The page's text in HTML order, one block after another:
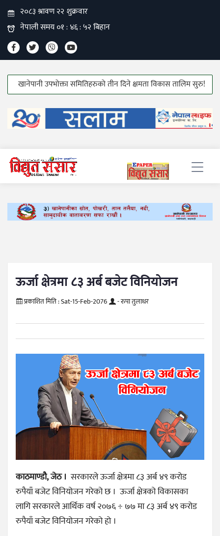
खानेपानी उपभोक्ता समितिहरुको तीन दिने क्षमता विकास तालिम सुरु! हाउस
ऊर्जा क्षेत्रमा ८३ अर्ब बजेट विनियोजन
प्रकाशित मिति :Sat-15-Feb-2076 - रुपा तुलाधर
काठमाण्डौ, जेठ । सरकारले ऊर्जा क्षेत्रमा ८३ अर्ब ४९ करोड
रुपैयाँ बजेट विनियोजन गरेको छ । ऊर्जा क्षेत्रको विकासका
लागि सरकारले आर्थिक वर्ष २०७६ ÷ ७७ मा ८३ अर्ब ४९ करोड
रुपैयाँ बजेट विनियोजन गरेको हो ।